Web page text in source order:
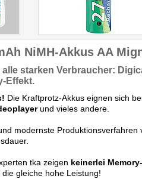
NiMH-Akkus AA
starken Verbraucher:
Effekt.
Die Kraftprotz-Akkus eignen sich
und vieles andere.
modernste Produktionsverfahren
tka zeigen keinerlei
gleiche hohe Leistung!